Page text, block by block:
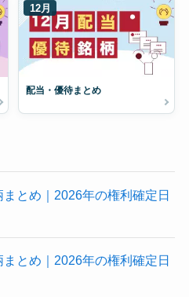
12月
配当・優待まとめ
とめ｜2026年の権利確定日
とめ｜2026年の権利確定日